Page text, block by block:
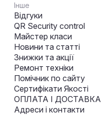
Інше
Відгуки
QR Security control
Майстер класи
Новини та статті
Знижки та акції
Ремонт техніки
Помічник по сайту
Сертифікати Якості
ОПЛАТА І ДОСТАВКА
Адреси і контакти